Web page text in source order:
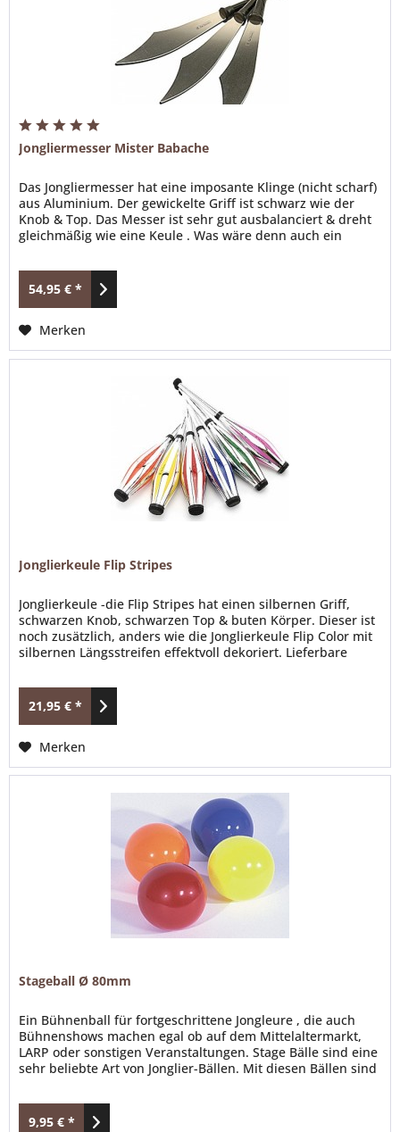
Jongliermesser Mister Babache
Das Jongliermesser hat eine imposante Klinge (nicht scharf)
aus Aluminium. Der gewickelte Griff ist schwarz wie der
Knob & Top. Das Messer ist sehr gut ausbalanciert & dreht
gleichmäßig wie eine Keule . Was wäre denn auch ein
LARP ohne Jonglage Geräte ? Jonglieren ist aber nicht nur
auf dem Lager nicht mehr weg zu...
54,95 € *
Merken
Jonglierkeule Flip Stripes
Jonglierkeule -die Flip Stripes hat einen silbernen Griff,
schwarzen Knob, schwarzen Top & buten Körper. Dieser ist
noch zusätzlich, anders wie die Jonglierkeule Flip Color mit
silbernen Längsstreifen effektvoll dekoriert. Lieferbare
ein Mittelalter Gaukler ohne Jonglage ? Gerade auf dem
Mittelaltermarkt oder LARP...
21,95 € *
Merken
Stageball Ø 80mm
Ein Bühnenball für fortgeschrittene Jongleure , die auch
Bühnenshows machen egal ob auf dem Mittelaltermarkt,
LARP oder sonstigen Veranstaltungen. Stage Bälle sind eine
sehr beliebte Art von Jonglier-Bällen. Mit diesen Bällen sind
machen die Bälle beim jonglieren so richtig was her & sind
bei Gauklern auf dem Lager ein...
9,95 € *